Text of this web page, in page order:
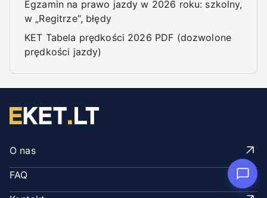
Egzamin na prawo jazdy w 2026 roku: szkolny,
w „Regitrze“, błędy
KET Tabela prędkości 2026 PDF (dozwolone
prędkości jazdy)
O nas
FAQ